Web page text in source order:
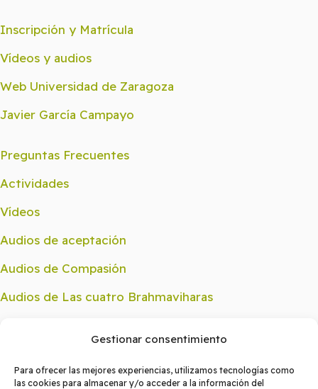
Gestionar consentimiento
Para ofrecer las mejores experiencias, utilizamos tecnologías como
las cookies para almacenar y/o acceder a la información del
Inscripción y Matrícula
Vídeos y audios
Web Universidad de Zaragoza
Javier García Campayo
Preguntas Frecuentes
Actividades
Vídeos
Audios de aceptación
Audios de Compasión
Audios de Las cuatro Brahmaviharas